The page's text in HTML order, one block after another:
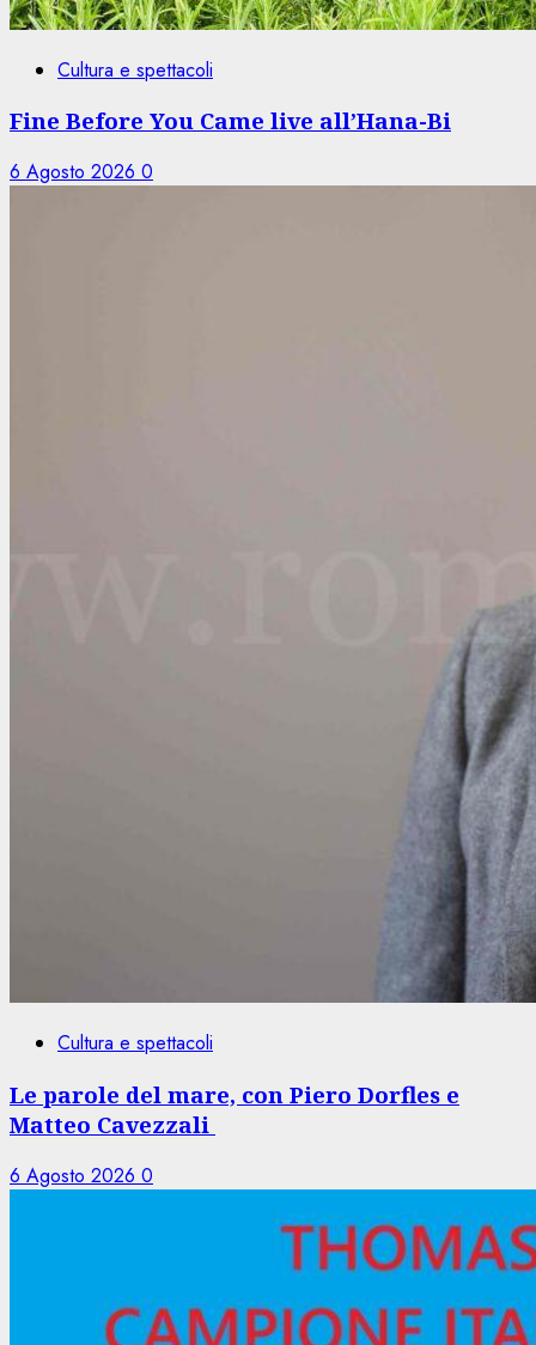
Cultura e spettacoli
Fine Before You Came live all’Hana-Bi
6 Agosto 2026 0
Cultura e spettacoli
Le parole del mare, con Piero Dorfles e
Matteo Cavezzali
6 Agosto 2026 0